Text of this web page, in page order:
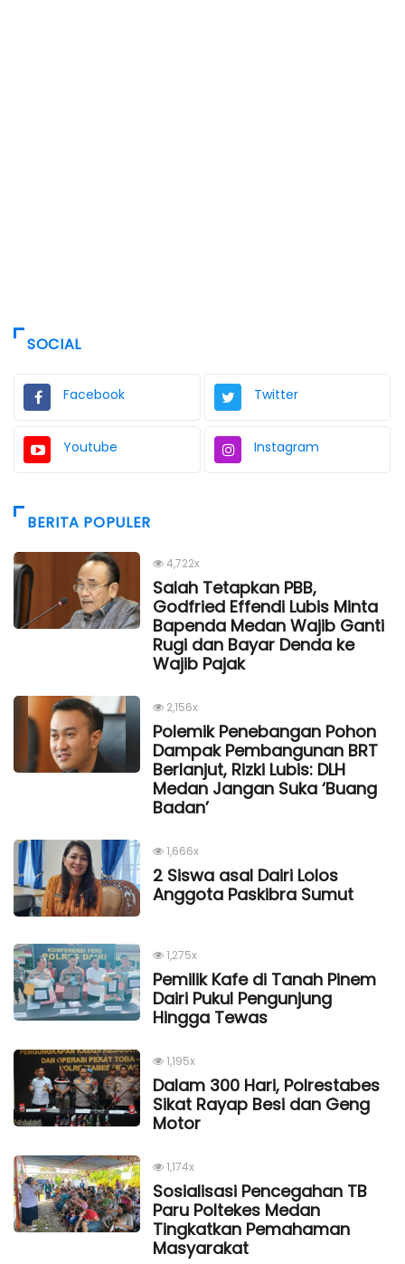
SOCIAL
Facebook Twitter
Youtube Instagram
BERITA POPULER
4,722x
Salah Tetapkan PBB,
Godfried Effendi Lubis Minta
Bapenda Medan Wajib Ganti
Rugi dan Bayar Denda ke
Wajib Pajak
2,156x
Polemik Penebangan Pohon
Dampak Pembangunan BRT
Berlanjut, Rizki Lubis: DLH
Medan Jangan Suka ‘Buang
Badan’
1,666x
2 Siswa asal Dairi Lolos
Anggota Paskibra Sumut
1,275x
Pemilik Kafe di Tanah Pinem
Dairi Pukul Pengunjung
Hingga Tewas
1,195x
Dalam 300 Hari, Polrestabes
Sikat Rayap Besi dan Geng
Motor
1,174x
Sosialisasi Pencegahan TB
Paru Poltekes Medan
Tingkatkan Pemahaman
Masyarakat